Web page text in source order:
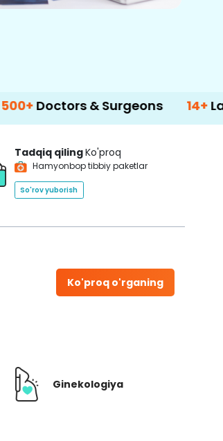
& Surgeons 14+Language
Tadqiq qilingKo'proq
Hamyonbop tibbiy paketlar
So'rov yuborish
Ko'proq o'rganing
Ginekologiya